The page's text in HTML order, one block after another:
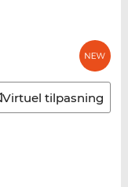
Virtuel tilpasning